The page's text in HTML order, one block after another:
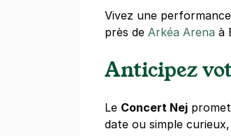
Vivez une
près de Arkéa Arena à
Anticipez
Le Concert Nej
date ou simple